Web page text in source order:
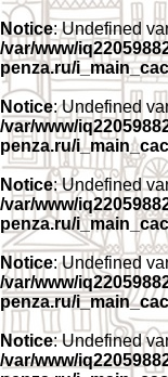
Notice: Undefined
/var/www/
penza.ru/
Notice: Undefined
/var/www/
penza.ru/
Notice: Undefined
/var/www/
penza.ru/
Notice: Undefined
/var/www/
penza.ru/
Notice: Undefined
/var/www/